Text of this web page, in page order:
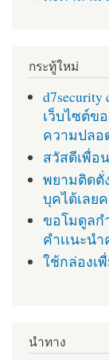
กระทู้ใหม่
เว็บไซต์ข
ความปลอ
สวัสดีเพื่อ
พยามติดตั่
บุคได้เลย
ขอโมดูลก
คำเเนะน
ใช้กล่องเ
นำทาง